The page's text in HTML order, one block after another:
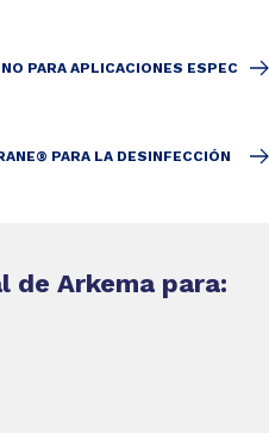
PARA APLICACIONES ESPEC
PARA LA DESINFECCIÓN
Arkema para: